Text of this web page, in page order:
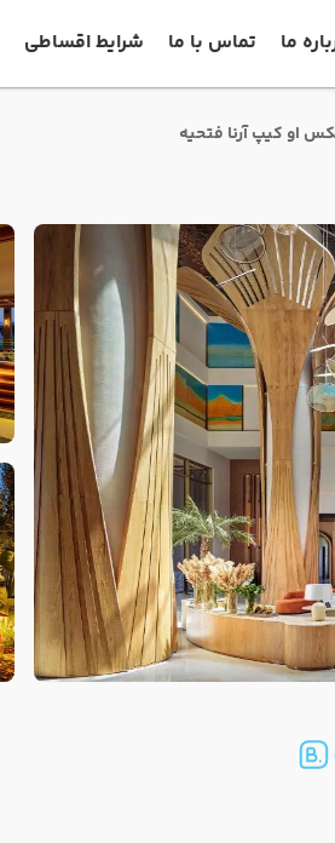
ما تماس با ما شرایط اقساطی
او کیپ آرنا فتحیه